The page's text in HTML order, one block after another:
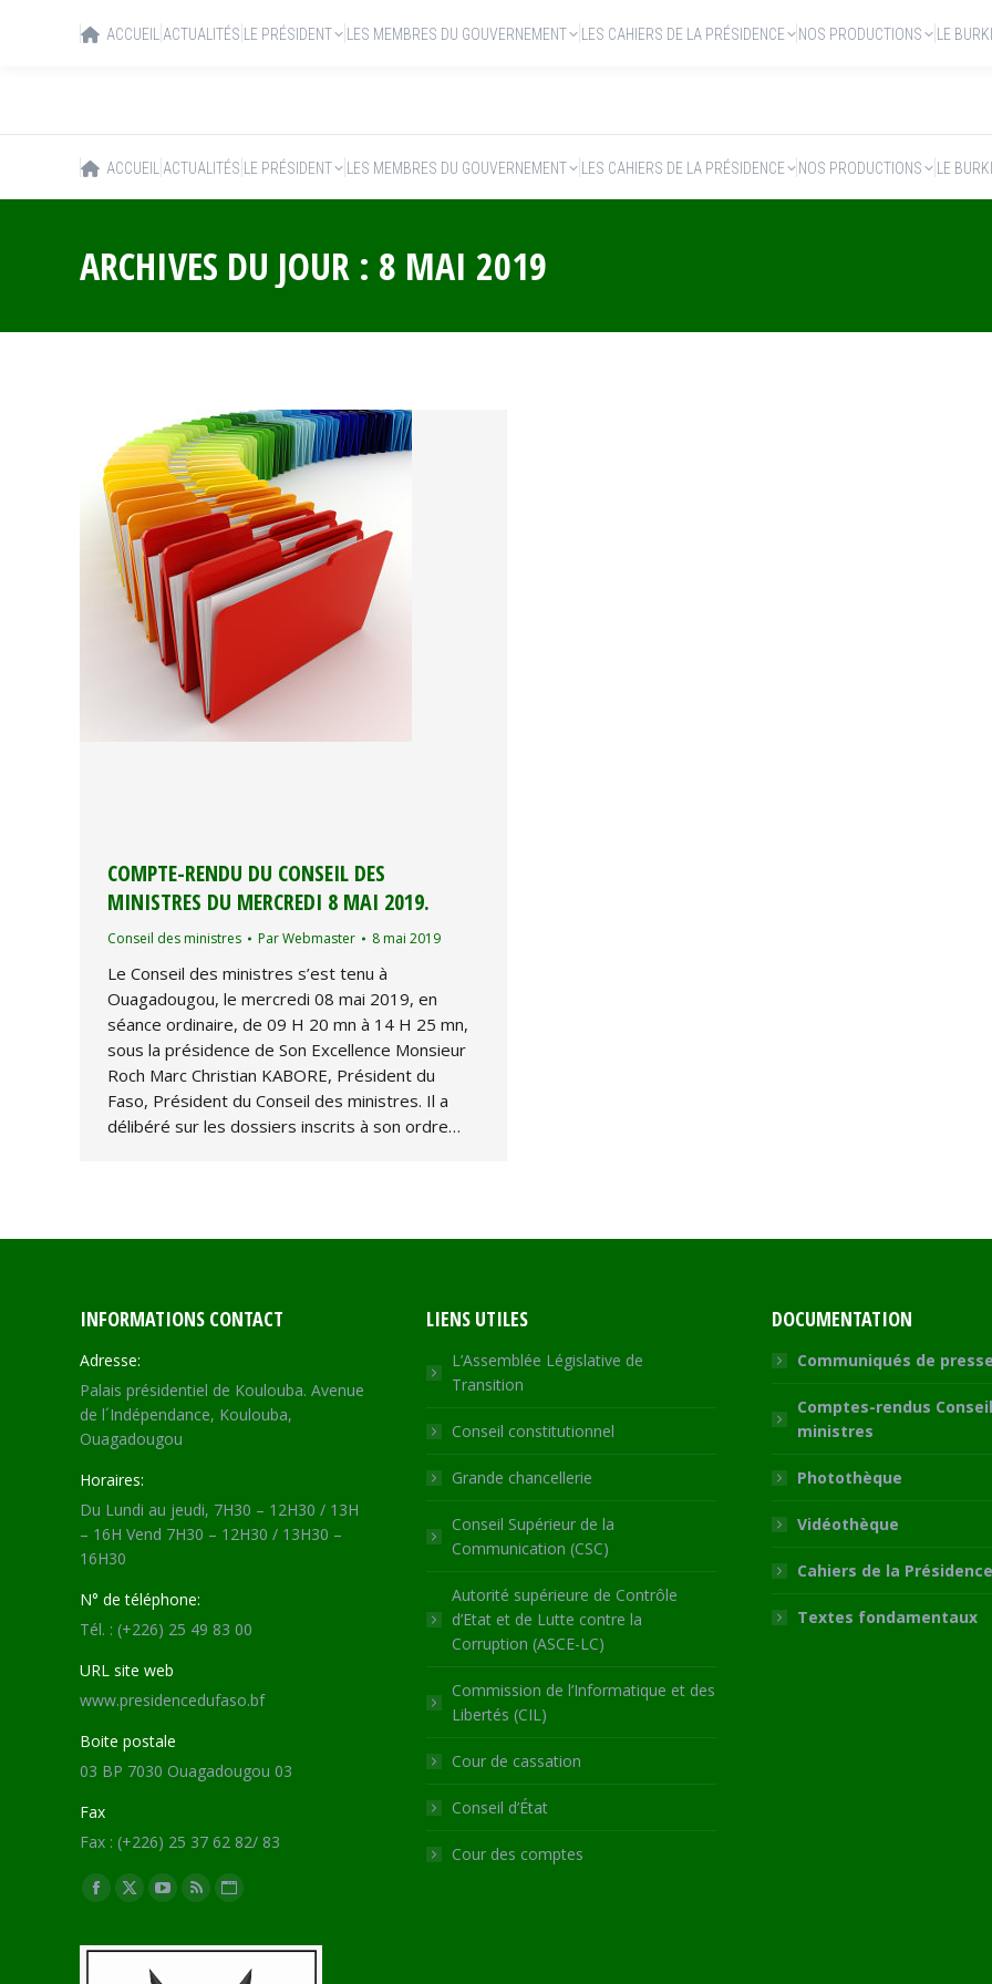
ACCUEIL ACTUALITÉS LE PRÉSIDENT LES MEMBRES DU GOUVERNEMENT LES CAHIERS DE LA PRÉSIDENCE NOS PRODUCTIONS LE
ARCHIVES DU JOUR : 8 MAI 2019
COMPTE-RENDU DU CONSEIL DES
MINISTRES DU MERCREDI 8 MAI 2019.
Conseil des ministres ParWebmaster 8 mai 2019
Le Conseil des ministres s’est tenu à
Ouagadougou, le mercredi 08 mai 2019, en
séance ordinaire, de 09 H 20 mn à 14 H 25 mn,
sous la présidence de Son Excellence Monsieur
Roch Marc Christian KABORE, Président du
Faso, Président du Conseil des ministres. Il a
délibéré sur les dossiers inscrits à son ordre…
INFORMATIONS CONTACT
Adresse:
Palais présidentiel de Koulouba. Avenue
de l´Indépendance, Koulouba,
Ouagadougou
Horaires:
Du Lundi au jeudi, 7H30 – 12H30 / 13H
– 16H Vend 7H30 – 12H30 / 13H30 –
16H30
N° de téléphone:
Tél. : (+226) 25 49 83 00
URL site web
www.presidencedufaso.bf
Boite postale
03 BP 7030 Ouagadougou 03
Fax
Fax : (+226) 25 37 62 82/ 83
Trouvez nous sur :
Facebook
opens
X
opens
YouTube
opens
RSS
opens
Site
page
LIENS UTILES
L’Assemblée Législative de
Transition
Conseil constitutionnel
Grande chancellerie
Conseil Supérieur de la
Communication (CSC)
Autorité supérieure de Contrôle
d’Etat et de Lutte contre la
Corruption (ASCE-LC)
Commission de l’Informatique et des
Libertés (CIL)
Cour de cassation
Conseil d’État
Cour des comptes
DOCUMENTATION
Communiqués de presse
Comptes-rendus
ministres
Photothèque
Vidéothèque
Cahiers de la Présidence
Textes fondamentaux
ACCUEIL ACTUALITÉS LE PRÉSIDENT LES MEMBRES DU GOUVERNEMENT LES CAHIERS DE LA PRÉSIDENCE NOS PRODUCTIONS LE